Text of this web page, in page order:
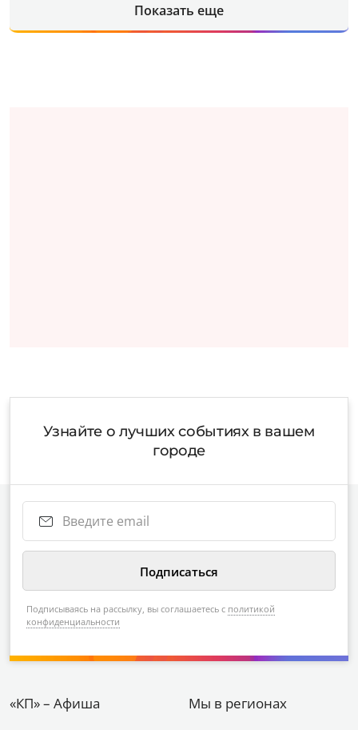
Показать еще
Узнайте о лучших событиях в вашем
городе
Подписываясь на рассылку, вы соглашаетесь с политикой
конфиденциальности
«КП» – Афиша Мы в регионах